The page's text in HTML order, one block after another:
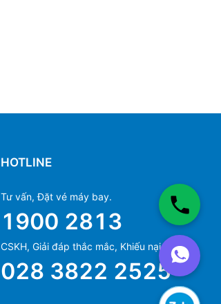
HOTLINE
Tư vấn, Đặt vé máy bay.
1900 2813
CSKH, Giải đáp thắc mắc, Khiếu nại.
028 3822 2525
Ms Hằng
(+84) 70 854 1213
Ms Huỳnh